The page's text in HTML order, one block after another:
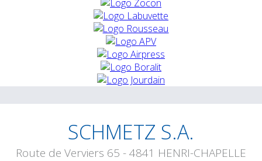
SCHMETZ S.A.
Route de Verviers 65 - 4841 HENRI-CHAPELLE